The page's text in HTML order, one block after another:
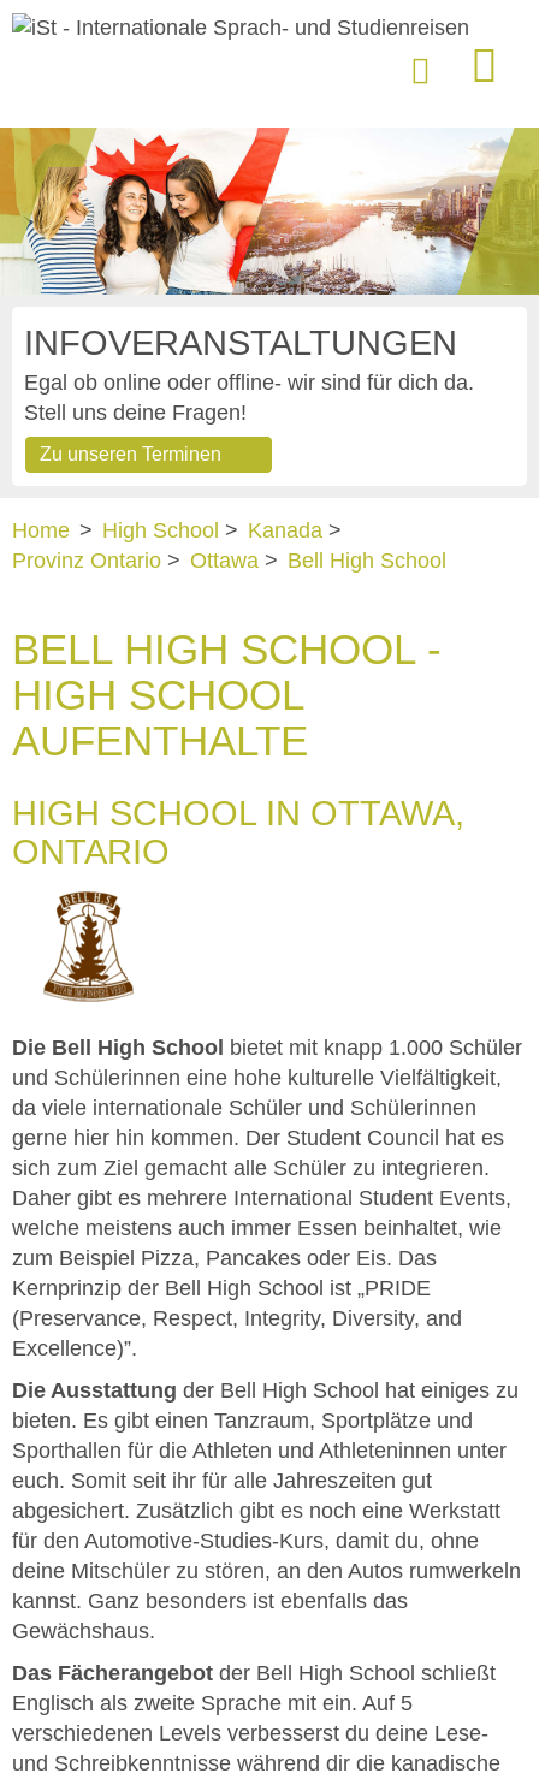
INFOVERANSTALTUNGEN
Egal ob online oder offline- wir sind für dich da.
Stell uns deine Fragen!
Zu unseren Terminen
Home > High School > Kanada >
Provinz Ontario > Ottawa > Bell High School
BELL HIGH SCHOOL -
HIGH SCHOOL
AUFENTHALTE
HIGH SCHOOL IN OTTAWA,
ONTARIO
Die Bell High School bietet mit knapp 1.000 Schüler
und Schülerinnen eine hohe kulturelle Vielfältigkeit,
da viele internationale Schüler und Schülerinnen
gerne hier hin kommen. Der Student Council hat es
sich zum Ziel gemacht alle Schüler zu integrieren.
Daher gibt es mehrere International Student Events,
welche meistens auch immer Essen beinhaltet, wie
zum Beispiel Pizza, Pancakes oder Eis. Das
Kernprinzip der Bell High School ist „PRIDE
(Preservance, Respect, Integrity, Diversity, and
Excellence)”.
Die Ausstattung der Bell High School hat einiges zu
bieten. Es gibt einen Tanzraum, Sportplätze und
Sporthallen für die Athleten und Athleteninnen unter
euch. Somit seit ihr für alle Jahreszeiten gut
abgesichert. Zusätzlich gibt es noch eine Werkstatt
für den Automotive-Studies-Kurs, damit du, ohne
deine Mitschüler zu stören, an den Autos rumwerkeln
kannst. Ganz besonders ist ebenfalls das
Gewächshaus.
Das Fächerangebot der Bell High School schließt
Englisch als zweite Sprache mit ein. Auf 5
verschiedenen Levels verbesserst du deine Lese-
und Schreibkenntnisse während dir die kanadische